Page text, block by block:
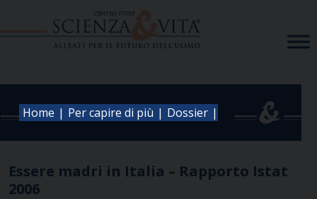
Home | Per capire di più | Dossier |
Essere madri in Italia – Rapporto Istat
2006